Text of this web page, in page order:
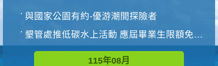
與國家公園有約-優游潮間探險者
墾管處推低碳水上活動 應屆畢業生限額免費參加
115年08月